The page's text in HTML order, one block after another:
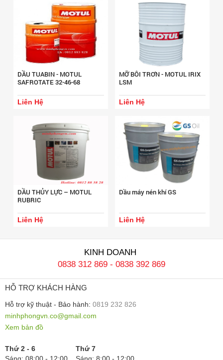
DẦU TUABIN - MOTUL
SAFROTATE 32-46-68
Liên Hệ
MỠ BÔI TRƠN - MOTUL IRIX
LSM
Liên Hệ
DẦU THỦY LỰC – MOTUL
RUBRIC
Liên Hệ
Dầu máy nén khí GS
Liên Hệ
KINH DOANH
0838 312 869 - 0838 392 869
HỖ TRỢ KHÁCH HÀNG
Hỗ trợ kỹ thuật - Bảo hành: 0819 232 826
minhphongvn.co@gmail.com
Xem bản đồ
Thứ 2 - 6
Thứ 7